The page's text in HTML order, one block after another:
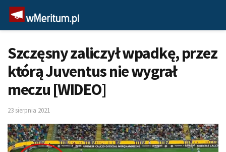
Szczęsny zaliczył wpadkę, przez
którą Juventus nie wygrał
meczu [WIDEO]
23 sierpnia 2021